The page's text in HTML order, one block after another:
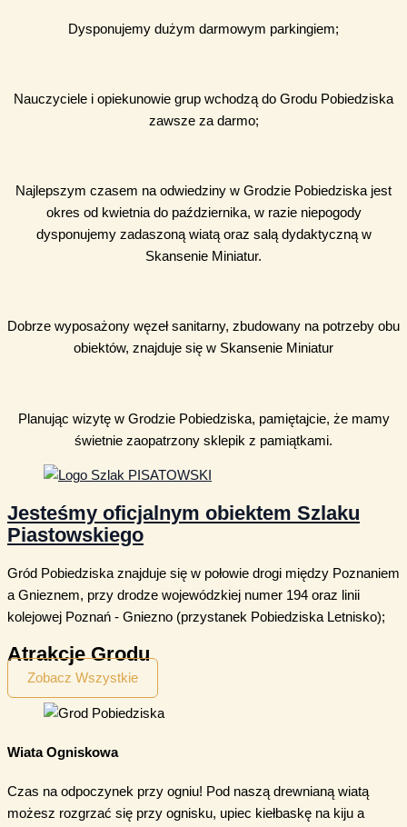
Dysponujemy dużym darmowym parkingiem;
Nauczyciele i opiekunowie grup wchodzą do Grodu Pobiedziska
zawsze za darmo;
Najlepszym czasem na odwiedziny w Grodzie Pobiedziska jest
okres od kwietnia do października, w razie niepogody
dysponujemy zadaszoną wiatą oraz salą dydaktyczną w
Skansenie Miniatur.
Dobrze wyposażony węzeł sanitarny, zbudowany na potrzeby obu
obiektów, znajduje się w Skansenie Miniatur
Planując wizytę w Grodzie Pobiedziska, pamiętajcie, że mamy
świetnie zaopatrzony sklepik z pamiątkami.
Jesteśmy oficjalnym obiektem Szlaku
Piastowskiego
Gród Pobiedziska znajduje się w połowie drogi między Poznaniem
a Gnieznem, przy drodze wojewódzkiej numer 194 oraz linii
kolejowej Poznań - Gniezno (przystanek Pobiedziska Letnisko);
Atrakcje Grodu
Zobacz Wszystkie
Wiata Ogniskowa
Czas na odpoczynek przy ogniu! Pod naszą drewnianą wiatą
możesz rozgrzać się przy ognisku, upiec kiełbaskę na kiju a